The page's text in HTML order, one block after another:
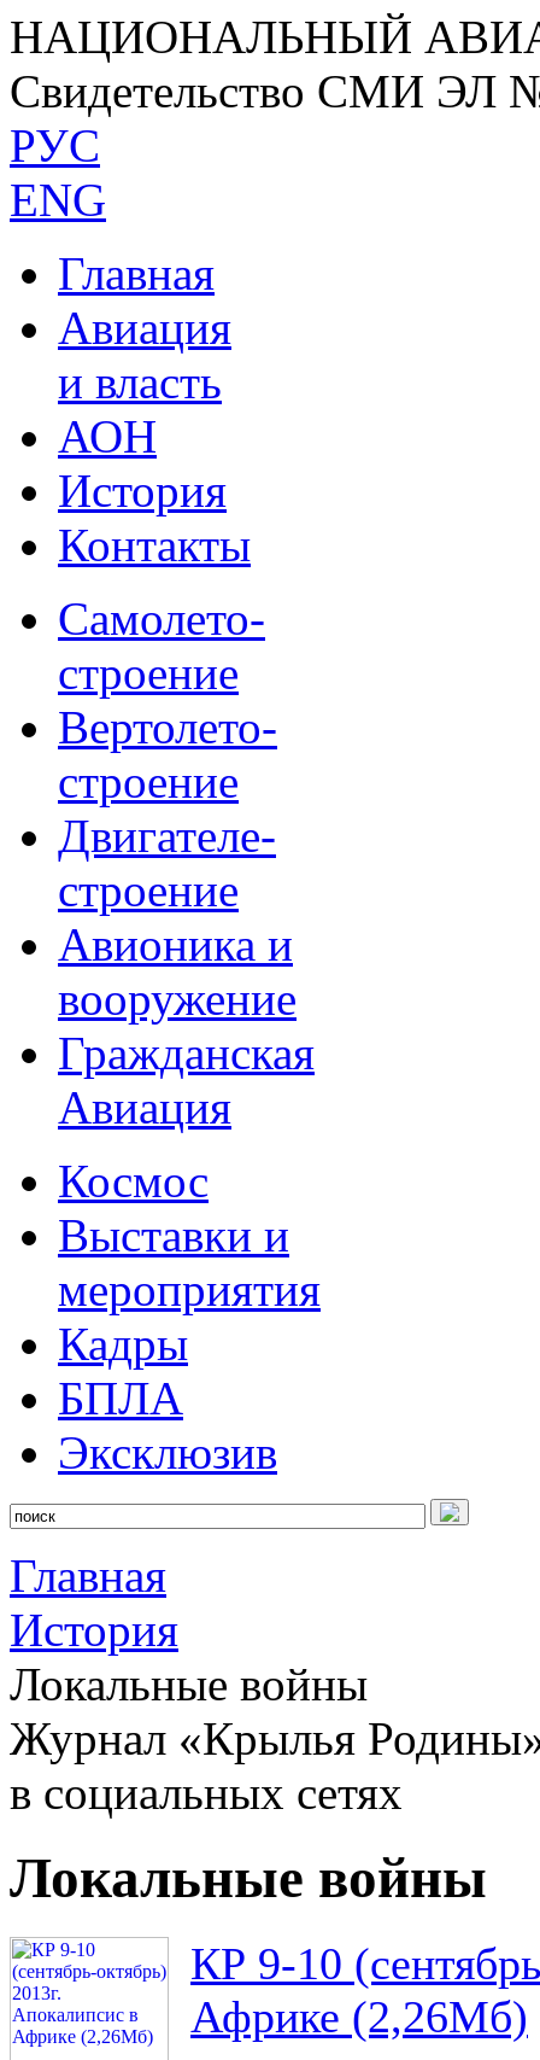
НАЦИОНАЛЬНЫЙ
Свидетельство СМИ ЭЛ
РУС
ENG
Главная
Авиация
и власть
АОН
История
Контакты
Самолето-
строение
Вертолето-
строение
Двигателе-
строение
Авионика и
вооружение
Гражданская
Авиация
Космос
Выставки и
мероприятия
Кадры
БПЛА
Эксклюзив
Главная
История
Локальные войны
Журнал «Крылья
в социальных сетях
Локальные войны
КР 9-10
Африке (2,26Мб)